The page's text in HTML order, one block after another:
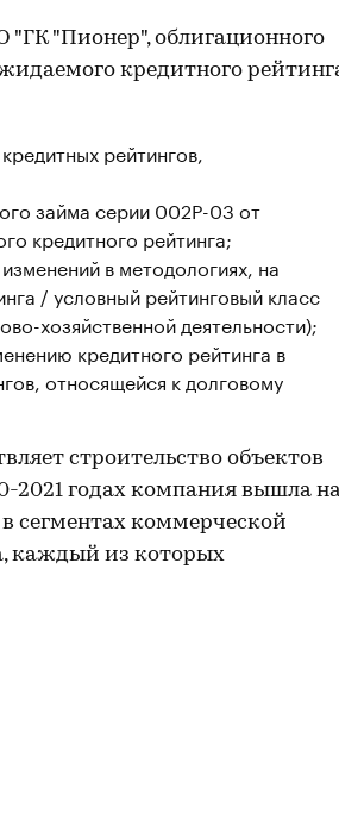
"Пионер", облигационного
кредитного
рейтингов,
займа серии 002Р-03 от
кредитного рейтинга;
в методологиях, на
/ условный рейтинговый класс
хозяйственной деятельности);
кредитного рейтинга в
относящейся к долговому
строительство объектов
2021 годах компания вышла
сегментах коммерческой
каждый из которых